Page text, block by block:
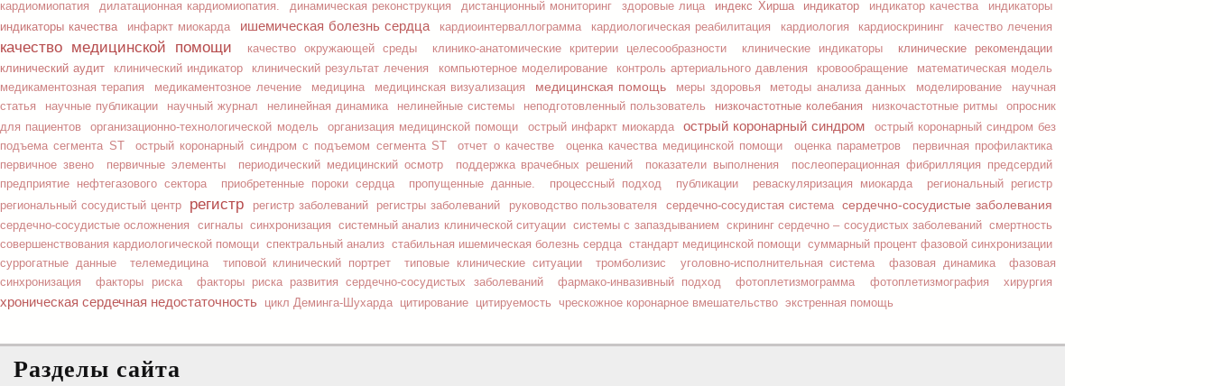
кардиомиопатия
дилатационная кардиомиопатия. динамическая реконструкция дистанционный мониторинг здоровые лица индекс Хирша индикатор индикатор качества индикаторы
индикаторы качества инфаркт миокарда ишемическая болезнь сердца кардиоинтерваллограмма кардиологическая реабилитация кардиология кардиоскрининг качество лечения
качество медицинской помощи качество окружающей среды клинико-анатомические критерии целесообразности клинические индикаторы
клинические рекомендации
клинический аудит
клинический индикатор клинический результат лечения компьютерное моделирование контроль артериального давления кровообращение
математическая модель
медикаментозная терапия
медикаментозное лечение медицина медицинская визуализация медицинская помощь меры здоровья методы анализа данных моделирование
научная
статья
научные публикации научный журнал нелинейная динамика нелинейные системы неподготовленный пользователь низкочастотные колебания низкочастотные ритмы
опросник
для пациентов
организационно-технологической модель организация медицинской помощи острый инфаркт миокарда острый коронарный синдром
острый коронарный синдром без
подъема сегмента ST
острый коронарный синдром с подъемом сегмента ST отчет о качестве оценка качества медицинской помощи оценка параметров
первичная профилактика
первичное звено
первичные элементы периодический медицинский осмотр поддержка врачебных решений показатели выполнения
послеоперационная фибрилляция предсердий
предприятие нефтегазового сектора
приобретенные пороки сердца пропущенные данные. процессный подход публикации реваскуляризация миокарда
региональный регистр
региональный сосудистый центр
регистр регистр заболеваний регистры заболеваний руководство пользователя сердечно-сосудистая система сердечно-сосудистые заболевания
сердечно-сосудистые осложнения сигналы синхронизация системный анализ клинической ситуации системы с запаздыванием скрининг сердечно – сосудистых заболеваний смертность
совершенствования кардиологической помощи спектральный анализ стабильная ишемическая болезнь сердца стандарт медицинской помощи суммарный процент фазовой синхронизации
суррогатные данные
телемедицина типовой клинический портрет типовые клинические ситуации тромболизис уголовно-исполнительная система фазовая динамика
фазовая
синхронизация
факторы риска факторы риска развития сердечно-сосудистых заболеваний фармако-инвазивный подход фотоплетизмограмма фотоплетизмография хирургия
хроническая сердечная недостаточность цикл Деминга-Шухарда цитирование цитируемость чрескожное коронарное вмешательство экстренная помощь
Разделы сайта